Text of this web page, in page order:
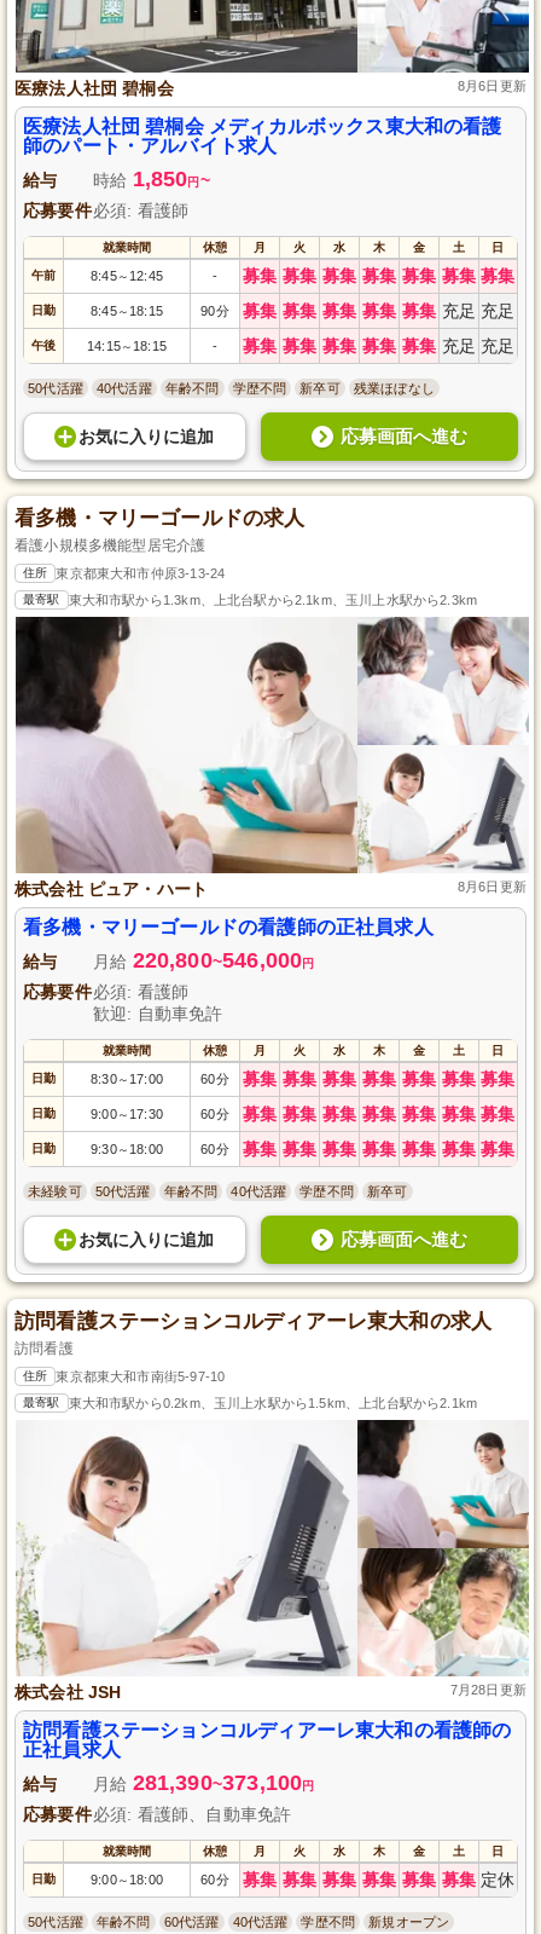
医療法人社団 碧桐会 8月6日更新
医療法人社団 碧桐会 メディカルボックス東大和の看護
師のパート・アルバイト求人
給与 時給 1,850円 ~
応募要件必須: 看護師
就業時間 休憩 月 火 水 木 金 土 日
午前 8:45～ 12:45 - 募集 募集 募集 募集 募集 募集 募集
日勤 8:45～ 18:15 90分 募集 募集 募集 募集 募集 充足 充足
午後 14:15～ 18:15 - 募集 募集 募集 募集 募集 充足 充足
50代活躍 40代活躍 年齢不問 学歴不問 新卒可 残業ほぼなし
お気に入り に追加 応募画面へ進む
看多機・マリーゴールドの求人
看護小規模多機能型居宅介護
住所 東京都東大和市仲原3-13-24
最寄駅 東大和市駅から1.3km、上北台駅から2.1km、玉川上水駅から2.3km
株式会社 ピュア・ハート 8月6日更新
看多機・マリーゴールドの看護師の正社員求人
給与 月給 220,800~546,000円
応募要件必須: 看護師
歓迎: 自動車免許
就業時間 休憩 月 火 水 木 金 土 日
日勤 8:30～ 17:00 60分 募集 募集 募集 募集 募集 募集 募集
日勤 9:00～ 17:30 60分 募集 募集 募集 募集 募集 募集 募集
日勤 9:30～ 18:00 60分 募集 募集 募集 募集 募集 募集 募集
未経験可 50代活躍 年齢不問 40代活躍 学歴不問 新卒可
お気に入り に追加 応募画面へ進む
訪問看護ステーションコルディアーレ東大和の求人
訪問看護
住所 東京都東大和市南街5-97-10
最寄駅 東大和市駅から0.2km、玉川上水駅から1.5km、上北台駅から2.1km
株式会社 JSH 7月28日更新
訪問看護ステーションコルディアーレ東大和の看護師の
正社員求人
給与 月給 281,390~373,100円
応募要件必須: 看護師、自動車免許
就業時間 休憩 月 火 水 木 金 土 日
日勤 9:00～ 18:00 60分 募集 募集 募集 募集 募集 募集 定休
50代活躍 年齢不問 60代活躍 40代活躍 学歴不問 新規オープン